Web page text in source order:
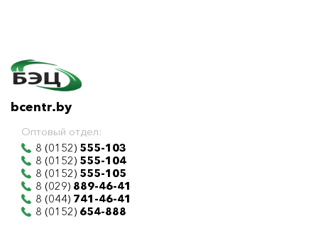
bcentr.by
Оптовый отдел:
8 (0152) 555-103
8 (0152) 555-104
8 (0152) 555-105
8 (029) 889-46-41
8 (044) 741-46-41
8 (0152) 654-888